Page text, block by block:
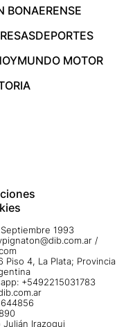
BONAERENSE
DEPORTES
MUNDO MOTOR
1993
/
Piso 4, La Plata; Provincia
+5492215031783
Julián Irazoqui